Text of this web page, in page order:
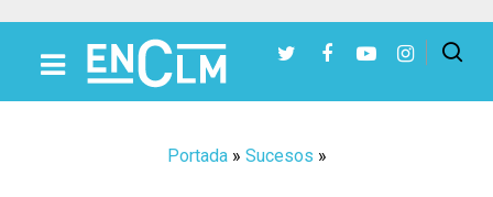
Portada» Sucesos »